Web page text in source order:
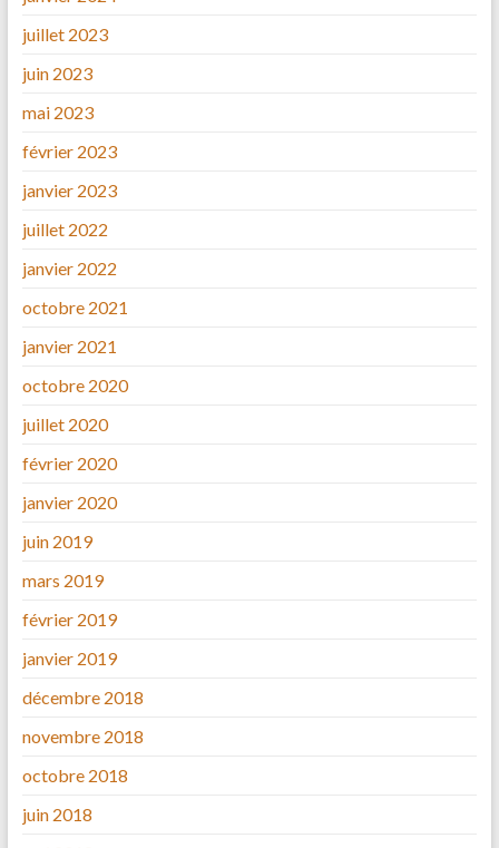
juillet 2023
juin 2023
mai 2023
février 2023
janvier 2023
juillet 2022
janvier 2022
octobre 2021
janvier 2021
octobre 2020
juillet 2020
février 2020
janvier 2020
juin 2019
mars 2019
février 2019
janvier 2019
décembre 2018
novembre 2018
octobre 2018
juin 2018